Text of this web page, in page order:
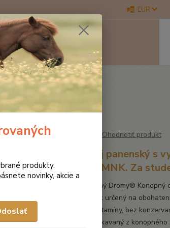
EUR
Ohodnotiť produkt
Konopný olej panenský s
omega 3 a 6 MNK. Za
Za studena lisovaný Dromy®
koní, psov a mačiek určený na
mastné kyseliny, vitamíny, bez
Konopný olej je získavaný z
produkty.
novinky, akcie a